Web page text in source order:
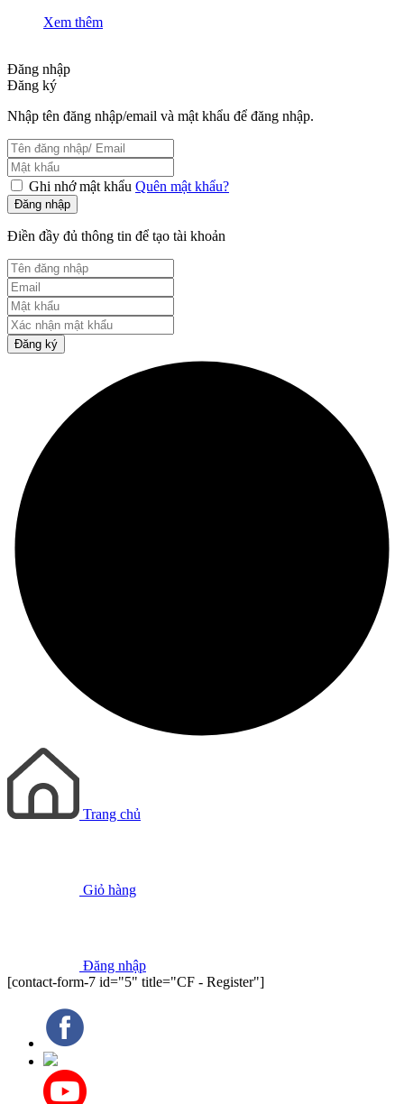
Xem thêm
Đăng nhập
Đăng ký
Nhập tên đăng nhập/email và mật khẩu để đăng nhập.
Ghi nhớ mật khẩu Quên mật khẩu?
Đăng nhập
Điền đầy đủ thông tin để tạo tài khoản
Đăng ký
Trang chủ
Giỏ hàng
Đăng nhập
[contact-form-7 id="5" title="CF - Register"]